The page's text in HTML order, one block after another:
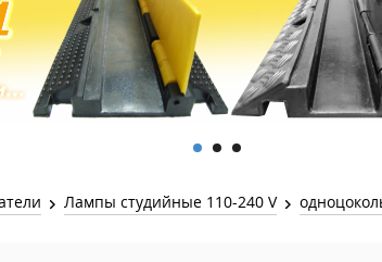
Лампы Винтаж
Лампы галогенные
Лампы студийные
Лампы-фары PAR
Лампы для
Перчатки
Сумки и подсумки
Распродажа
Световое
Аксессуары для света
Распродажа
2х канальные
Лампы студийные 110-240 V